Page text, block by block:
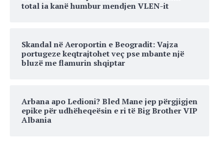
total ia kanë humbur mendjen VLEN-it
Skandal në Aeroportin e Beogradit: Vajza
portugeze keqtrajtohet veç pse mbante një
bluzë me flamurin shqiptar
Arbana apo Ledioni? Bled Mane jep përgjigjen
epike për udhëheqeësin e ri të Big Brother VIP
Albania